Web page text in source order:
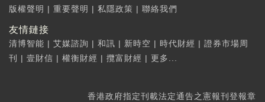
版權聲明 | 重要聲明 | 私隱政策 | 聯絡我們
友情鏈接
清博智能 | 艾媒諮詢 | 和訊 | 新時空 | 時代財經 | 證券市場周
刊
| 壹財信 | 權衡財經 | 攬富財經 | 更多...
香港政府指定刊載法定通告之憲報刊登報章